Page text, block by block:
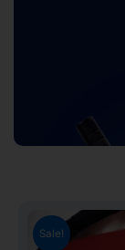
Sale!